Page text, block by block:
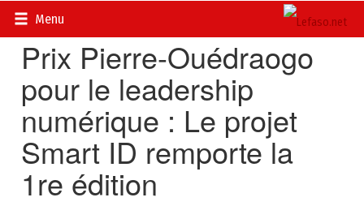
Menu
Accueil>
Prix Pierre-Ouédraogo
pour le leadership
numérique : Le projet
Smart ID remporte la
1re édition